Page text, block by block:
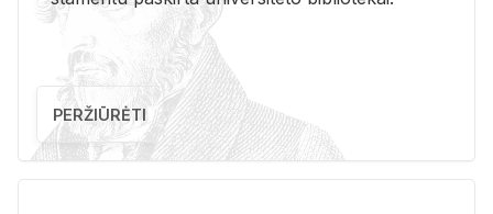
PERŽIŪRĖTI